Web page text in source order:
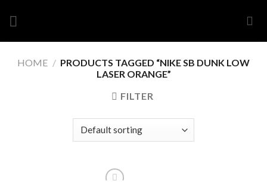
HOME / PRODUCTS TAGGED “NIKE SB DUNK LOW
LASER ORANGE”
FILTER